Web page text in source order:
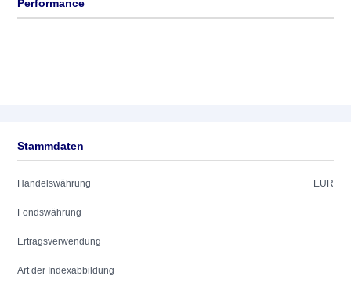
Performance
Stammdaten
Handelswährung EUR
Fondswährung
Ertragsverwendung
Art der Indexabbildung